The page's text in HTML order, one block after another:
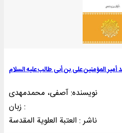
أمیر المؤمنین علی بن أبی طالب علیه السلام
نویسنده: آصفی، محمدمهدی
زبان :
ناشر : العتبة العلوية المقدسة